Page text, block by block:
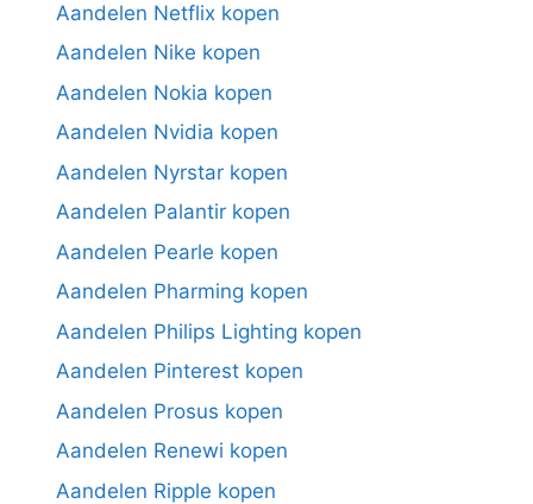
Aandelen Netflix kopen
Aandelen Nike kopen
Aandelen Nokia kopen
Aandelen Nvidia kopen
Aandelen Nyrstar kopen
Aandelen Palantir kopen
Aandelen Pearle kopen
Aandelen Pharming kopen
Aandelen Philips Lighting kopen
Aandelen Pinterest kopen
Aandelen Prosus kopen
Aandelen Renewi kopen
Aandelen Ripple kopen